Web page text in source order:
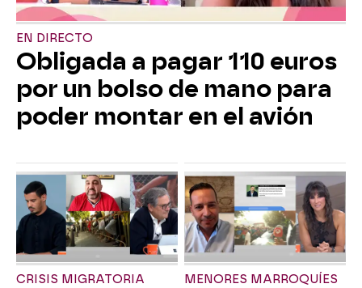
EN DIRECTO
Obligada a pagar 110 euros
por un bolso de mano para
poder montar en el avión
CRISIS MIGRATORIA MENORES MARROQUÍES